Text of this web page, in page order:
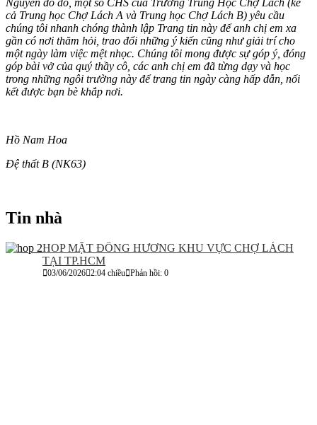
Nguyên do đó, một số CHS của Trường Trung Học Chợ Lách (kể
cả Trung học Chợ Lách A và Trung học Chợ Lách B) yêu cầu
chúng tôi nhanh chóng thành lập Trang tin này để anh chị em xa
gần có nơi thăm hỏi, trao đổi những ý kiến cũng như giải trí cho
một ngày làm việc mệt nhọc. Chúng tôi mong được sự góp ý, đóng
góp bài vở của quý thầy cô, các anh chị em đã từng dạy và học
trong những ngôi trường này để trang tin ngày càng hấp dẫn, nối
kết được bạn bè khắp nơi.
Hồ Nam Hoa
Đệ thất B (NK63)
Tin nhà
HOP MẶT ĐỒNG HƯƠNG KHU VỰC CHỢ LÁCH
TẠI TP.HCM
03/06/2026 2:04 chiều Phản hồi: 0